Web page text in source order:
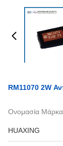
RM11070 2W
Ονομασία
HUAXING